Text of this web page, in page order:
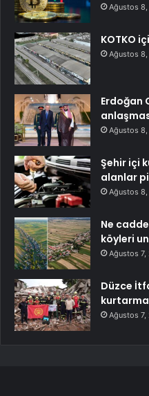
Ağustos
KOTKO
Ağustos
Erdoğan
Ağustos
Şehir içi
alanlar
Ağustos
Ne
köyleri
Ağustos 7,
Düzce
Ağustos 7,